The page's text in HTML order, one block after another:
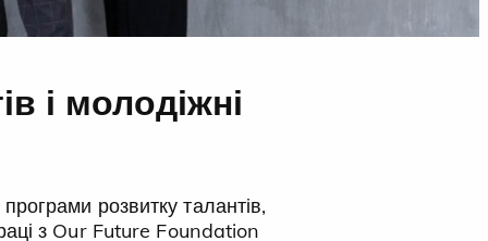
і молодіжні
розвитку талантів,
з Our Future Foundation